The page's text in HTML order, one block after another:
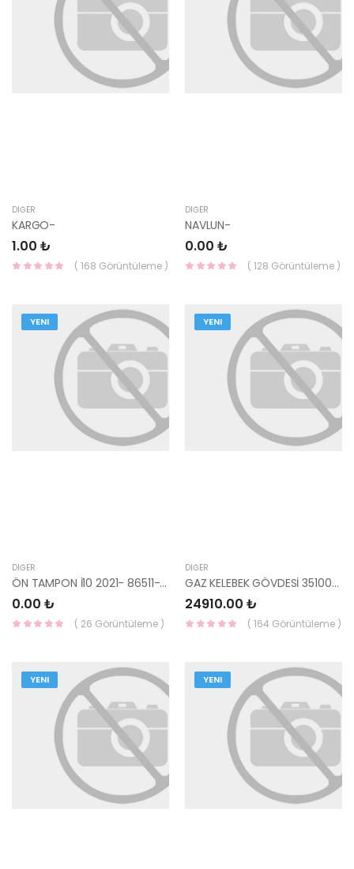
DIĞER
KARGO-
1.00 ₺
( 168 Görüntüleme )
DIĞER
NAVLUN-
0.00 ₺
( 128 Görüntüleme )
YENI
DIĞER
ÖN TAMPON İ10 2021- 86511-K7000-HMC
0.00 ₺
( 26 Görüntüleme )
YENI
DIĞER
GAZ KELEBEK GÖVDESİ 35100-04700-HMC
24910.00 ₺
( 164 Görüntüleme )
YENI YENI